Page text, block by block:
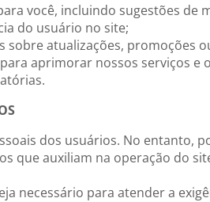
você, incluindo sugestões de
do usuário no site;
sobre atualizações, promoções
aprimorar nossos serviços e
dos usuários. No entanto,
que auxiliam na operação do
necessário para atender a